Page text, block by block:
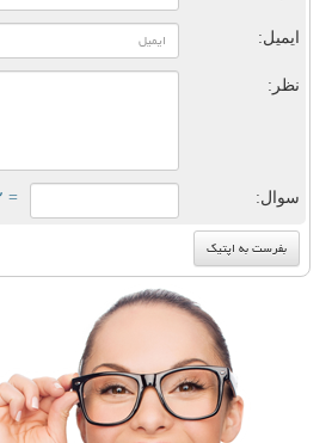
ایمیل:
نظر:
سوال: = ۲ بعلاوه ۳